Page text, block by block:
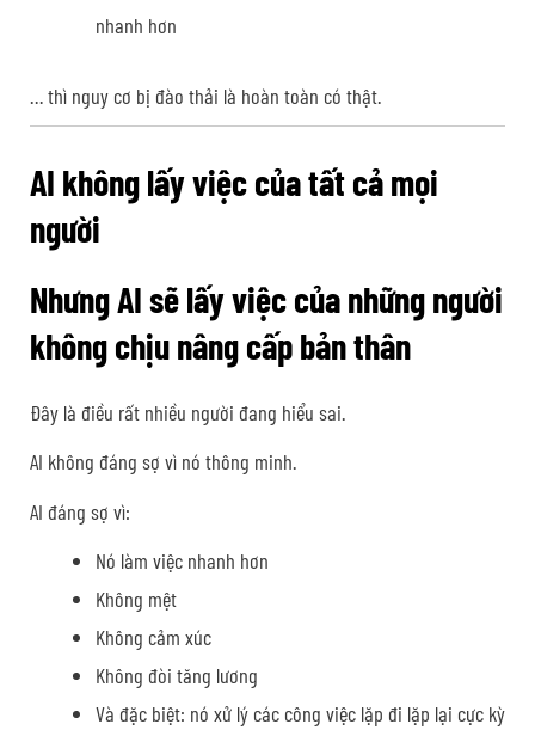
nhanh hơn
… thì nguy cơ bị đào thải là hoàn toàn có thật.
AI không lấy việc của tất cả mọi
người
Nhưng AI sẽ lấy việc của những người
không chịu nâng cấp bản thân
Đây là điều rất nhiều người đang hiểu sai.
AI không đáng sợ vì nó thông minh.
AI đáng sợ vì:
Nó làm việc nhanh hơn
Không mệt
Không cảm xúc
Không đòi tăng lương
Và đặc biệt: nó xử lý các công việc lặp đi lặp lại cực kỳ